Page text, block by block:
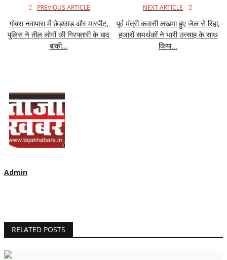
PREVIOUS ARTICLE
गोबरा नवापारा में छेड़छाड़ और मारपीट,
पुलिस ने तील लोगों की गिरफ्तारी के बाद
बाकी...
NEXT ARTICLE
पूर्व मंत्री कवासी लखमा हुए जेल से रिहा,
हजारों समर्थकों ने भारी उत्साह के साथ
किया...
Admin
RELATED POSTS